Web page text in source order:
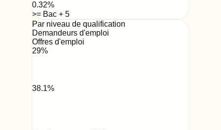
0.32%
>= Bac + 5
Par niveau de qualification
Demandeurs d'emploi
Offres d'emploi
29%
38.1%